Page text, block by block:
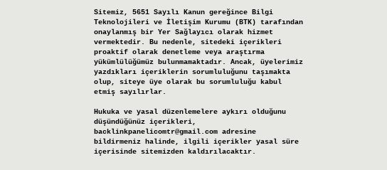
Sitemiz, 5651 Sayılı Kanun gereğince Bilgi
Teknolojileri ve İletişim Kurumu (BTK) tarafından
onaylanmış bir Yer Sağlayıcı olarak hizmet
vermektedir. Bu nedenle, sitedeki içerikleri
proaktif olarak denetleme veya araştırma
yükümlülüğümüz bulunmamaktadır. Ancak, üyelerimiz
yazdıkları içeriklerin sorumluluğunu taşımakta
olup, siteye üye olarak bu sorumluluğu kabul
etmiş sayılırlar.
Hukuka ve yasal düzenlemelere aykırı olduğunu
düşündüğünüz içerikleri,
backlinkpanelicomtr@gmail.comadresine
bildirmeniz halinde, ilgili içerikler yasal süre
içerisinde sitemizden kaldırılacaktır.